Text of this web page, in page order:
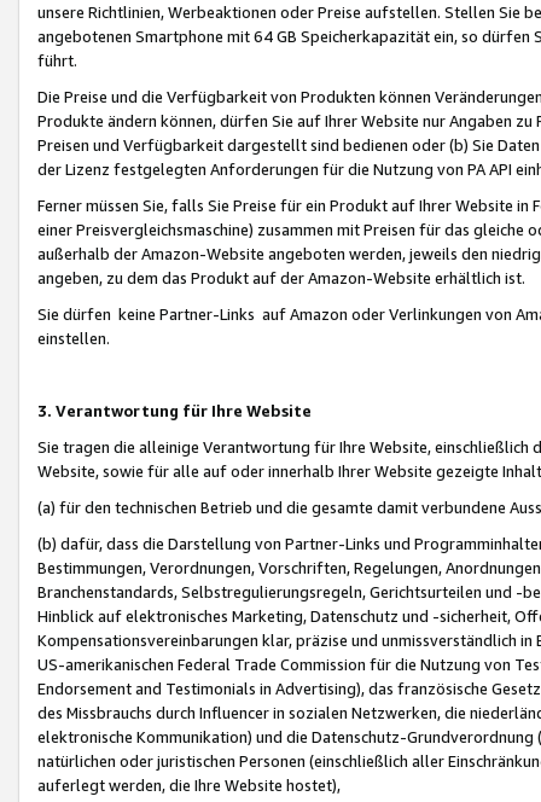
unsere Richtlinien, Werbeaktionen oder Preise aufstellen. Stellen Sie
angebotenen Smartphone mit 64 GB Speicherkapazität ein, so dürfen
führt.
Die Preise und die Verfügbarkeit von Produkten können
Produkte ändern können, dürfen Sie auf Ihrer Website nur Angaben
Preisen und Verfügbarkeit dargestellt sind bedienen oder (b) Sie
der Lizenz festgelegten Anforderungen für die Nutzung von PA API
Ferner müssen Sie, falls Sie Preise für ein Produkt auf Ihrer Website
einer Preisvergleichsmaschine) zusammen mit Preisen für das
außerhalb der Amazon-Website angeboten werden, jeweils den
angeben, zu dem das Produkt auf der Amazon-Website erhältlich ist.
Sie dürfen keine Partner-Links auf Amazon oder Verlinkungen von
einstellen.
3. Verantwortung für Ihre Website
Sie tragen die alleinige Verantwortung für Ihre Website,
Website, sowie für alle auf oder innerhalb Ihrer Website gezeigte
(a) für den technischen Betrieb und die gesamte damit verbundene
(b) dafür, dass die Darstellung von Partner-Links und
Bestimmungen, Verordnungen, Vorschriften, Regelungen,
Branchenstandards, Selbstregulierungsregeln, Gerichtsurteilen und -
Hinblick auf elektronisches Marketing, Datenschutz und -sicherheit,
Kompensationsvereinbarungen klar, präzise und unmissverständlich
US-amerikanischen Federal Trade Commission für die Nutzung von
Endorsement and Testimonials in Advertising), das französische
des Missbrauchs durch Influencer in sozialen Netzwerken, die
elektronische Kommunikation) und die Datenschutz-
natürlichen oder juristischen Personen (einschließlich aller
auferlegt werden, die Ihre Website hostet),